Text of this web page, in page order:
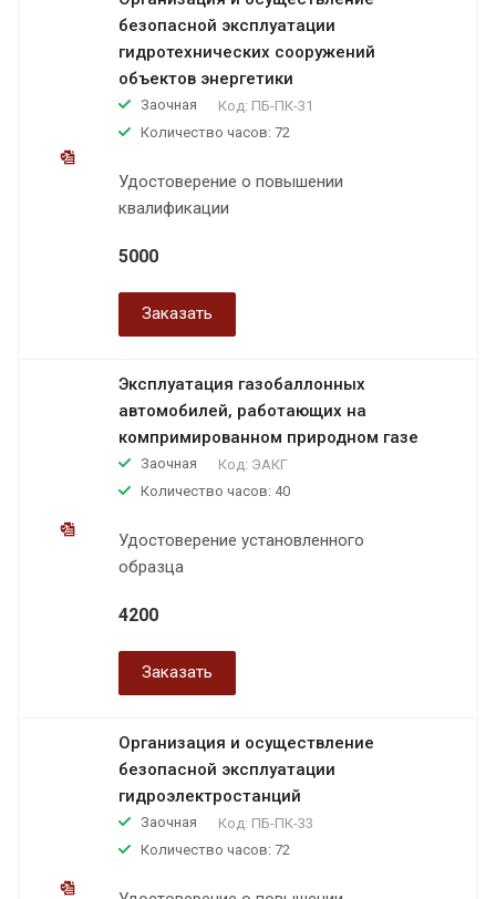
безопасной эксплуатации
гидротехнических сооружений
объектов энергетики
Заочная Код: ПБ-ПК-31
Количество часов: 72
Удостоверение о повышении
квалификации
5000
Заказать
Эксплуатация газобаллонных
автомобилей, работающих на
компримированном природном газе
Заочная Код: ЭАКГ
Количество часов: 40
Удостоверение установленного
образца
4200
Заказать
Организация и осуществление
безопасной эксплуатации
гидроэлектростанций
Заочная Код: ПБ-ПК-33
Количество часов: 72